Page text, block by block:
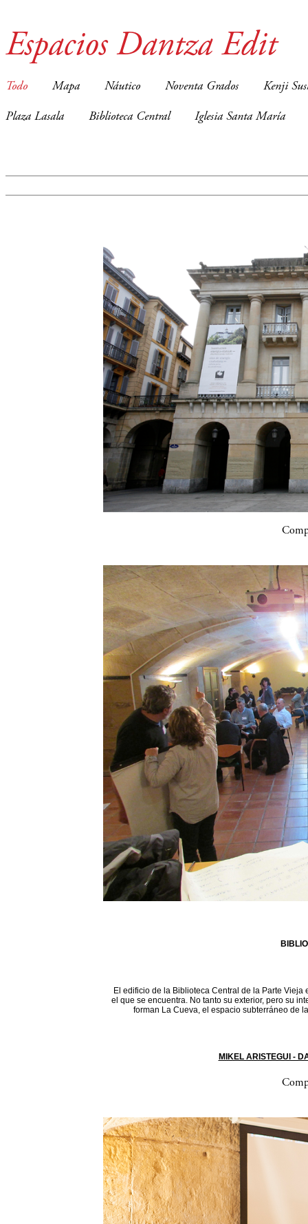
Espacios Dantza Edit
Todo Mapa Náutico Noventa Grados Kenji
Plaza Lasala Biblioteca Central Iglesia Santa María
El edificio de la Biblioteca Central de la Parte
el que se encuentra. No tanto su exterior, pero su
forman La Cueva, el espacio subterráneo de
MIKEL ARISTEGUI -